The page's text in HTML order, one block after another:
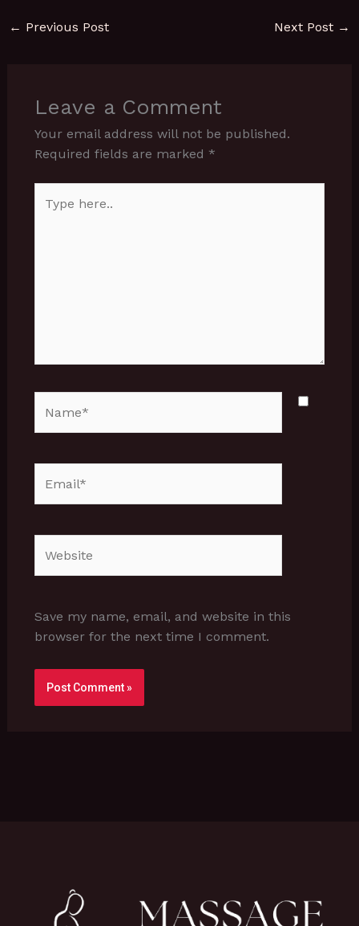
← Previous Post Next Post →
Leave a Comment
Your email address will not be published.
Required fields are marked *
here..
Save my name, email, and website in this
browser for the next time I comment.